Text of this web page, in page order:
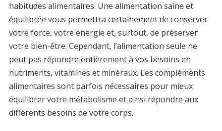
habitudes alimentaires. Une alimentation saine et
équilibrée vous permettra certainement de conserver
votre force, votre énergie et, surtout, de préserver
votre bien-être. Cependant, l’alimentation seule ne
peut pas répondre entièrement à vos besoins en
nutriments, vitamines et minéraux. Les compléments
alimentaires sont parfois nécessaires pour mieux
équilibrer votre métabolisme et ainsi répondre aux
différents besoins de votre corps.